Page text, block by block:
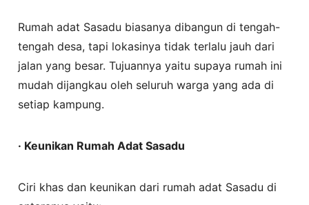
Rumah adat Sasadu biasanya dibangun di tengah-
tengah desa, tapi lokasinya tidak terlalu jauh dari
jalan yang besar. Tujuannya yaitu supaya rumah ini
mudah dijangkau oleh seluruh warga yang ada di
setiap kampung.
· Keunikan Rumah Adat Sasadu
Ciri khas dan keunikan dari rumah adat Sasadu di